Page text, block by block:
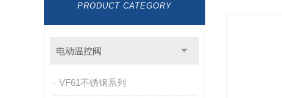
PRODUCT CATEGORY
电动温控阀
VF61不锈钢系列